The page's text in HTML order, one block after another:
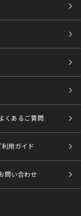
くあるご質問
利用ガイド
問い合わせ